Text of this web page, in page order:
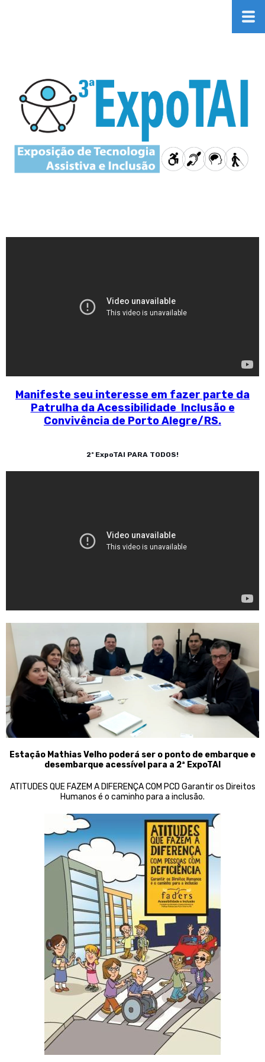
Manifeste seu interesse em fazer parte da
Patrulha da Acessibilidade Inclusão e
Convivência de Porto Alegre/RS.
2ª ExpoTAI PARA TODOS!
Estação Mathias Velho poderá ser o ponto de embarque e
desembarque acessível para a 2ª ExpoTAI
ATITUDES QUE FAZEM A DIFERENÇA COM PCD Garantir os Direitos
Humanos é o caminho para a inclusão.